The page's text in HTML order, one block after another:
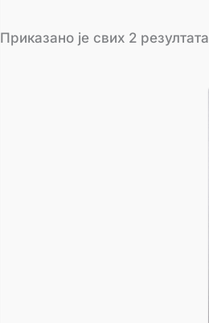
Приказано је свих 2 резултата